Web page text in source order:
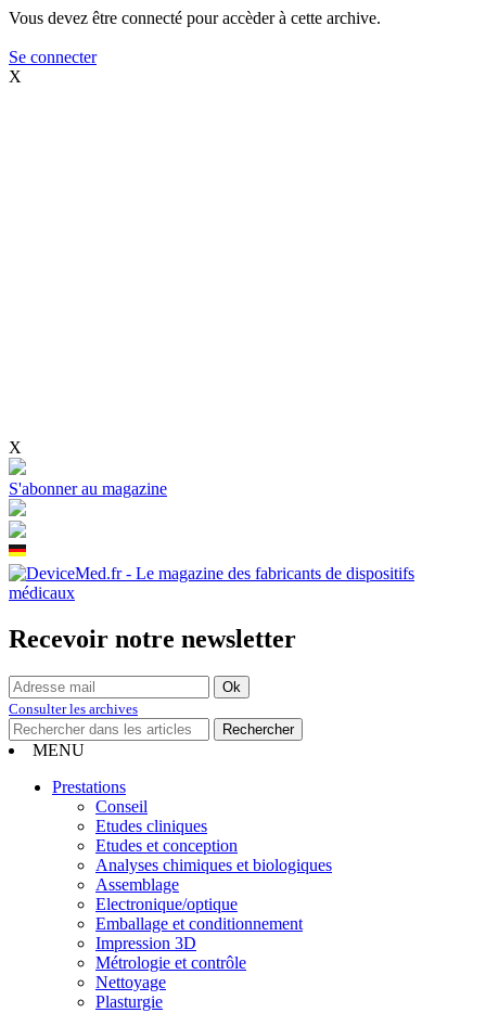
Vous devez être connecté pour accèder à cette archive.
Se connecter
X
X
S'abonner au magazine
Recevoir notre newsletter
Consulter les archives
MENU
Prestations
Conseil
Etudes cliniques
Etudes et conception
Analyses chimiques et biologiques
Assemblage
Electronique/optique
Emballage et conditionnement
Impression 3D
Métrologie et contrôle
Nettoyage
Plasturgie